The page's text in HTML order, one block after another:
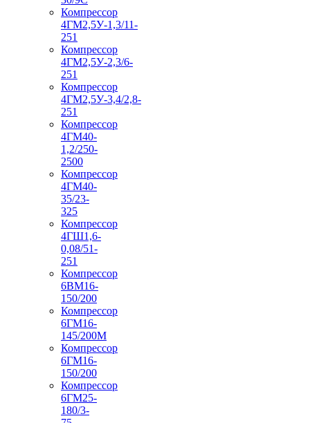
Компрессор
4ГМ2,5У-1,3/11-
251
Компрессор
4ГМ2,5У-2,3/6-
251
Компрессор
4ГМ2,5У-3,4/2,8-
251
Компрессор
4ГМ40-
1,2/250-
2500
Компрессор
4ГМ40-
35/23-
325
Компрессор
4ГШ1,6-
0,08/51-
251
Компрессор
6ВМ16-
150/200
Компрессор
6ГМ16-
145/200М
Компрессор
6ГМ16-
150/200
Компрессор
6ГМ25-
180/3-